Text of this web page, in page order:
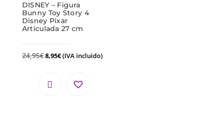
DISNEY – Figura
Bunny Toy Story 4
Disney Pixar
Articulada 27 cm
24,95€8,95€(IVA incluido)